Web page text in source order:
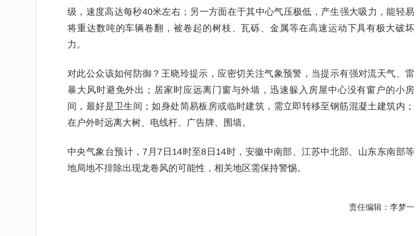
级，速度高达每秒40米左右；另一方面在于其中心气压极低，产生强大吸力，能轻易
将重达数吨的车辆卷翻，被卷起的树枝、瓦砾、金属等在高速运动下具有极大破坏
力。
对此公众该如何防御？王晓玲提示，应密切关注气象预警，当提示有强对流天气、雷
暴大风时避免外出；居家时应远离门窗与外墙，迅速躲入房屋中心没有窗户的小房
间，最好是卫生间；如身处简易板房或临时建筑，需立即转移至钢筋混凝土建筑内；
在户外时远离大树、电线杆、广告牌、围墙。
中央气象台预计，7月7日14时至8日14时，安徽中南部、江苏中北部、山东东南部等
地局地不排除出现龙卷风的可能性，相关地区需保持警惕。
责任编辑：李梦一